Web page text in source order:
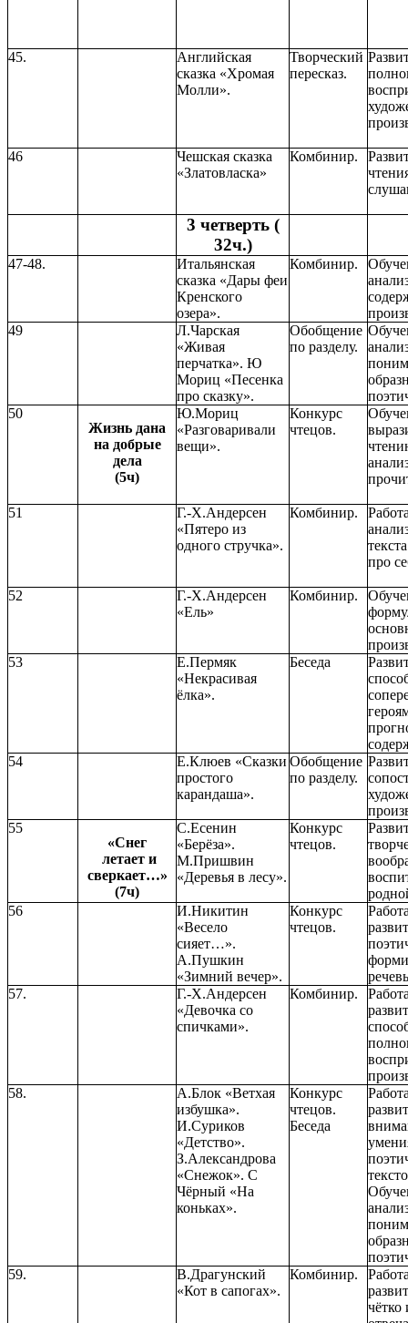
45.
Английская
сказка «Хромая
Молли».
Творческий
пересказ.
46
Чешская сказка
«Златовласка»
Комбинир.
3 четверть (
32ч.)
47-48.
Итальянская
сказка «Дары феи
Кренского
озера».
Комбинир.
49
Л.Чарская
«Живая
перчатка». Ю
Мориц «Песенка
про сказку».
Обобщение
по разделу.
50
Жизнь дана
на добрые
дела
(5ч)
Ю.Мориц
«Разговаривали
вещи».
Конкурс
чтецов.
51
Г.-Х.Андерсен
«Пятеро из
одного стручка».
Комбинир.
про
52
Г.-Х.Андерсен
«Ель»
Комбинир.
53
Е.Пермяк
«Некрасивая
ёлка».
Беседа
54
Е.Клюев «Сказки
простого
карандаша».
Обобщение
по разделу.
55
«Снег
летает и
сверкает…»
(7ч)
С.Есенин
«Берёза».
М.Пришвин
«Деревья в лесу».
Конкурс
чтецов.
56
И.Никитин
«Весело
сияет…».
А.Пушкин
«Зимний вечер».
Конкурс
чтецов.
57.
Г.-Х.Андерсен
«Девочка со
спичками».
Комбинир.
58.
А.Блок «Ветхая
избушка».
И.Суриков
«Детство».
З.Александрова
«Снежок». С
Чёрный «На
коньках».
Конкурс
чтецов.
Беседа
59.
В.Драгунский
«Кот в сапогах».
Комбинир.
чётко